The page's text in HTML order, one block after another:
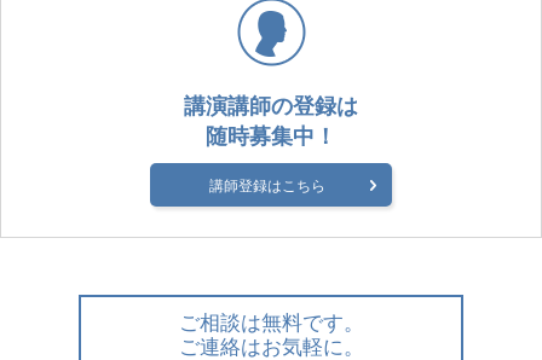
講演講師の登録は
随時募集中！
講師登録はこちら
ご相談は無料です。
ご連絡はお気軽に。